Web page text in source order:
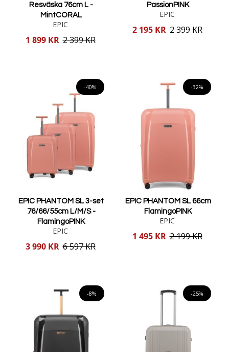
Resväska 76cm L -
MintCORAL
EPIC
Reducerat
1 899 KR 2 399 KR
PassionPINK
EPIC
Reducerat
2 195 KR 2 399 KR
-40%
EPIC PHANTOM SL 3-set
76/66/55cm L/M/S -
FlamingoPINK
EPIC
Reducerat
3 990 KR 6 597 KR
-32%
EPIC PHANTOM SL 66cm
FlamingoPINK
EPIC
Reducerat
1 495 KR 2 199 KR
-8% -25%